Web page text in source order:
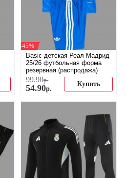
-45%
Basic детская Реал Мадрид
25/26 футбольная форма
резервная (распродажа)
99.90р.
54.90р.
Купить